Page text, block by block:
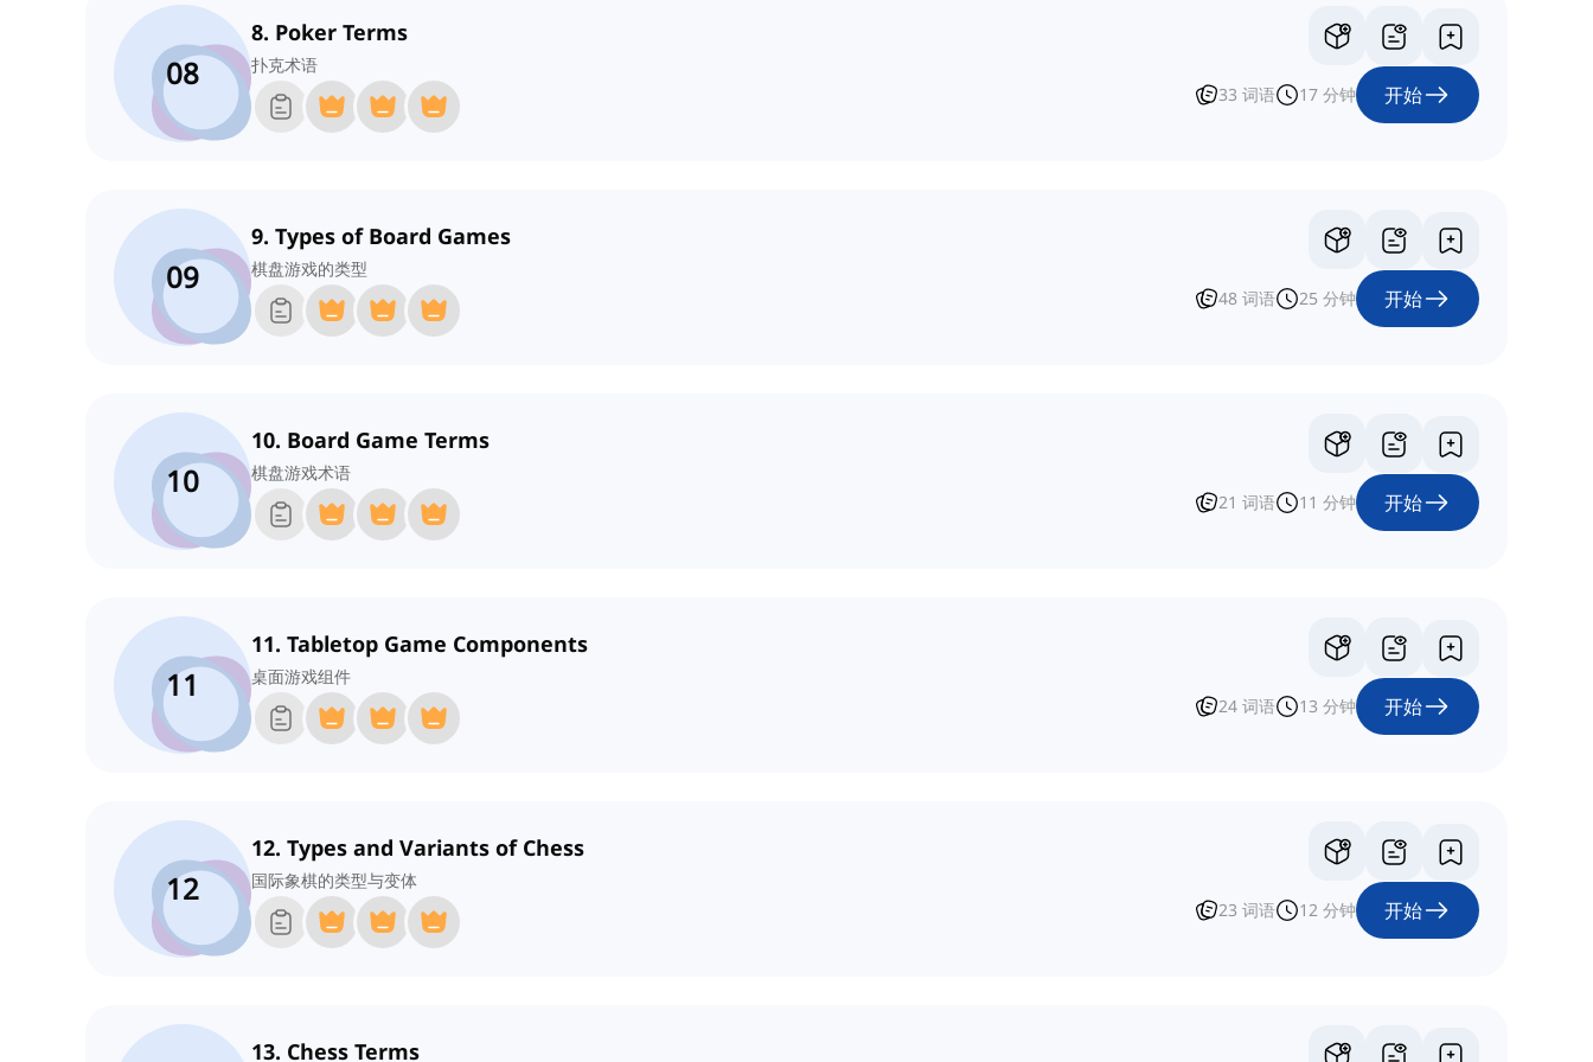
08
8. Poker Terms
扑克术语
33 词语 17 分钟 开始
09
9. Types of Board Games
棋盘游戏的类型
48 词语 25 分钟 开始
10
10. Board Game Terms
棋盘游戏术语
21 词语 11 分钟 开始
11
11. Tabletop Game Components
桌面游戏组件
24 词语 13 分钟 开始
12
12. Types and Variants of Chess
国际象棋的类型与变体
23 词语 12 分钟 开始
13. Chess Terms